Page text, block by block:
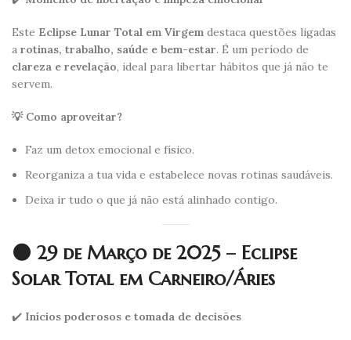
Este Eclipse Lunar Total em Virgem destaca questões ligadas
a rotinas, trabalho, saúde e bem-estar. É um período de
clareza e revelação, ideal para libertar hábitos que já não te
servem.
💡 Como aproveitar?
Faz um detox emocional e físico.
Reorganiza a tua vida e estabelece novas rotinas saudáveis.
Deixa ir tudo o que já não está alinhado contigo.
🌑 29 de Março de 2025 – Eclipse
Solar Total em Carneiro/Áries
✔️ Inícios poderosos e tomada de decisões